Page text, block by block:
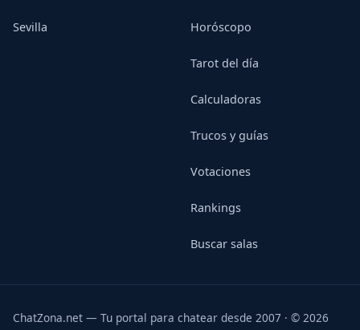
Sevilla Horóscopo
Tarot del día
Calculadoras
Trucos y guías
Votaciones
Rankings
Buscar salas
ChatZona.net — Tu portal para chatear desde 2007 · © 2026